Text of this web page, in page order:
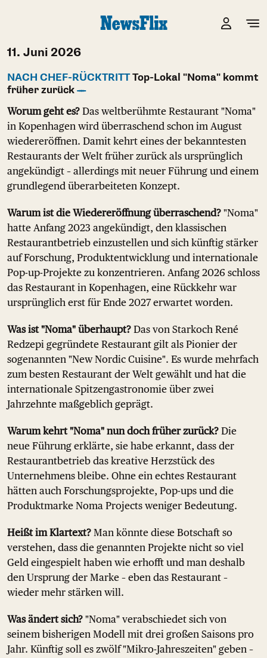
11. Juni 2026
NACH CHEF-RÜCKTRITTTop-Lokal "Noma" kommt
früher zurück
Worum geht es? Das weltberühmte Restaurant "Noma"
in Kopenhagen wird überraschend schon im August
wiedereröffnen. Damit kehrt eines der bekanntesten
Restaurants der Welt früher zurück als ursprünglich
angekündigt – allerdings mit neuer Führung und einem
grundlegend überarbeiteten Konzept.
Warum ist die Wiedereröffnung überraschend? "Noma"
hatte Anfang 2023 angekündigt, den klassischen
Restaurantbetrieb einzustellen und sich künftig stärker
auf Forschung, Produktentwicklung und internationale
Pop-up-Projekte zu konzentrieren. Anfang 2026 schloss
das Restaurant in Kopenhagen, eine Rückkehr war
ursprünglich erst für Ende 2027 erwartet worden.
Was ist "Noma" überhaupt? Das von Starkoch René
Redzepi gegründete Restaurant gilt als Pionier der
sogenannten "New Nordic Cuisine". Es wurde mehrfach
zum besten Restaurant der Welt gewählt und hat die
internationale Spitzengastronomie über zwei
Jahrzehnte maßgeblich geprägt.
Warum kehrt "Noma" nun doch früher zurück? Die
neue Führung erklärte, sie habe erkannt, dass der
Restaurantbetrieb das kreative Herzstück des
Unternehmens bleibe. Ohne ein echtes Restaurant
hätten auch Forschungsprojekte, Pop-ups und die
Produktmarke Noma Projects weniger Bedeutung.
Heißt im Klartext? Man könnte diese Botschaft so
verstehen, dass die genannten Projekte nicht so viel
Geld eingespielt haben wie erhofft und man deshalb
den Ursprung der Marke – eben das Restaurant –
wieder mehr stärken will.
Was ändert sich? "Noma" verabschiedet sich von
seinem bisherigen Modell mit drei großen Saisons pro
Jahr. Künftig soll es zwölf "Mikro-Jahreszeiten" geben –